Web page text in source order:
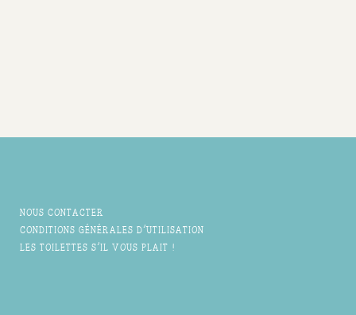
NOUS CONTACTER
CONDITIONS GÉNÉRALES D'UTILISATION
LES TOILETTES S'IL VOUS PLAIT !